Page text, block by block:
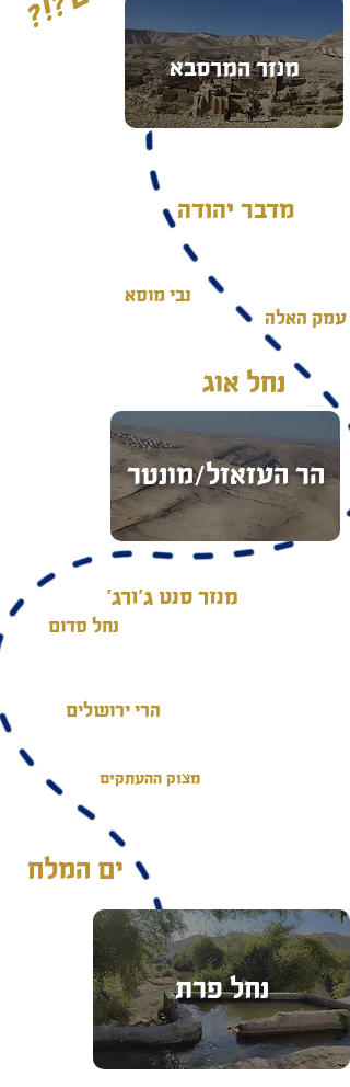
מדבר יהודה
מנזר המרסבא
נחל אוג
מצוק ההעתקים
מנזר סנט ג’ורג’
נבי מוסא
הר העזאזל/מונטר
עמק האלה
נחל סדום
הרי ירושלים
ים המלח
נחל פרת